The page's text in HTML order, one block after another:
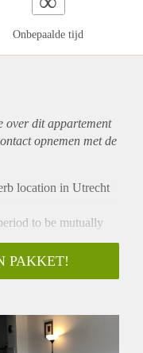
Onbepaalde tijd
over ditappartement
opnemen met de
location in Utrecht
to be mutually
entrance, spacious
balcony, full
less than 10
or couple.
PAKKET!